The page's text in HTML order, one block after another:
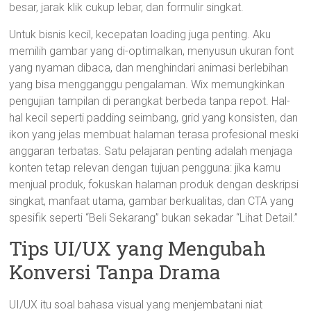
besar, jarak klik cukup lebar, dan formulir singkat.
Untuk bisnis kecil, kecepatan loading juga penting. Aku
memilih gambar yang di-optimalkan, menyusun ukuran font
yang nyaman dibaca, dan menghindari animasi berlebihan
yang bisa mengganggu pengalaman. Wix memungkinkan
pengujian tampilan di perangkat berbeda tanpa repot. Hal-
hal kecil seperti padding seimbang, grid yang konsisten, dan
ikon yang jelas membuat halaman terasa profesional meski
anggaran terbatas. Satu pelajaran penting adalah menjaga
konten tetap relevan dengan tujuan pengguna: jika kamu
menjual produk, fokuskan halaman produk dengan deskripsi
singkat, manfaat utama, gambar berkualitas, dan CTA yang
spesifik seperti “Beli Sekarang” bukan sekadar “Lihat Detail.”
Tips UI/UX yang Mengubah
Konversi Tanpa Drama
UI/UX itu soal bahasa visual yang menjembatani niat